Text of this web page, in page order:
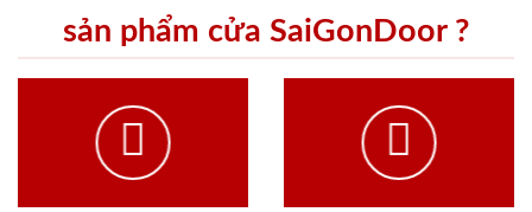
sản phẩm cửa SaiGonDoor ?